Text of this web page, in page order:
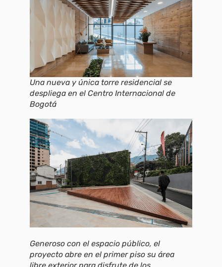
Una nueva y única torre residencial se
despliega en el Centro Internacional de
Bogotá
Generoso con el espacio público, el
proyecto abre en el primer piso su área